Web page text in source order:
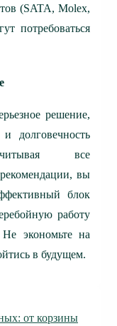
(SATA, Molex,
потребоваться
решение,
долговечность
все
вы
блок
работу
экономьте на
в будущем.
от корзины